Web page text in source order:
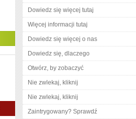
Dowiedz się więcej tutaj
Więcej informacji tutaj
Dowiedz się więcej o nas
Dowiedz się, dlaczego
Otwórz, by zobaczyć
Nie zwlekaj, kliknij
Nie zwlekaj, kliknij
Zaintrygowany? Sprawdź